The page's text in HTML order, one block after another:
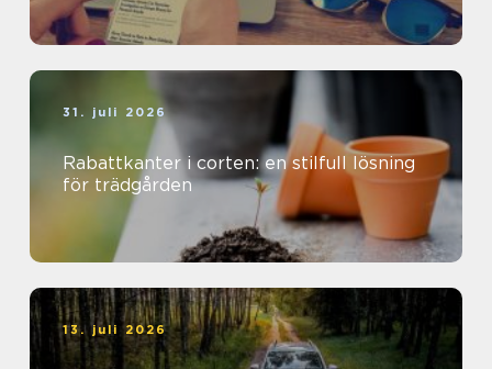
31. juli 2026
Rabattkanter i corten: en stilfull lösning
för trädgården
13. juli 2026